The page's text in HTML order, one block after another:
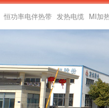
恒功率电伴热带 发热电缆 MI加